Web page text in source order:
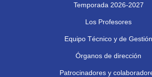
Temporada 2026-2027
Los Profesores
Equipo Técnico y de Gestión
Órganos de dirección
Patrocinadores y